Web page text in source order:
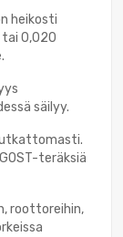
heikosti
tai 0,020
säilyy.
teräksiä
roottoreihin,